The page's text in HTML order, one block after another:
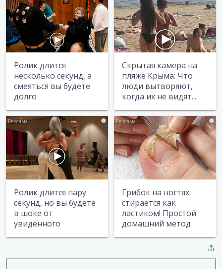
Ролик длится
несколько секунд, а
смеяться вы будете
долго
Скрытая камера на
пляже Крыма: Что
люди вытворяют,
когда их не видят...
i
Ролик длится пару
секунд, но вы будете
в шоке от
увиденного
i
Грибок на ногтях
стирается как
ластиком! Простой
домашний метод